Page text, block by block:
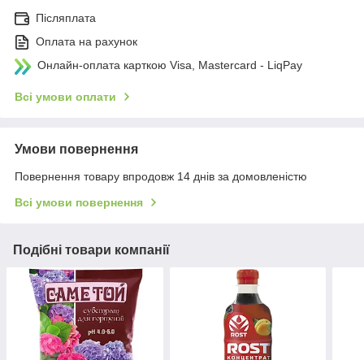
Післяплата
Оплата на рахунок
Онлайн-оплата карткою Visa, Mastercard - LiqPay
Всі умови оплати
Умови повернення
Повернення товару впродовж 14 днів за домовленістю
Всі умови повернення
Подібні товари компанії